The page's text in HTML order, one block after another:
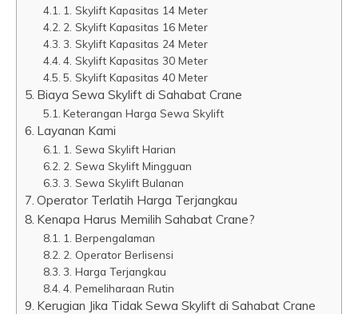
1. Skylift Kapasitas 14 Meter
2. Skylift Kapasitas 16 Meter
3. Skylift Kapasitas 24 Meter
4. Skylift Kapasitas 30 Meter
5. Skylift Kapasitas 40 Meter
Biaya Sewa Skylift di Sahabat Crane
Keterangan Harga Sewa Skylift
Layanan Kami
1. Sewa Skylift Harian
2. Sewa Skylift Mingguan
3. Sewa Skylift Bulanan
Operator Terlatih Harga Terjangkau
Kenapa Harus Memilih Sahabat Crane?
1. Berpengalaman
2. Operator Berlisensi
3. Harga Terjangkau
4. Pemeliharaan Rutin
Kerugian Jika Tidak Sewa Skylift di Sahabat Crane